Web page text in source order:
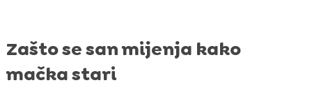
Zašto se san mijenja kako
mačka stari